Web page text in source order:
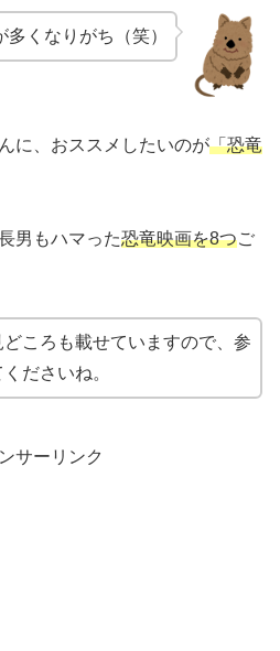
くなりがち（笑）
に、おススメしたいのが「恐竜
男もハマった恐竜映画を8つご
ころも載せていますので、参
ださいね。
サーリンク